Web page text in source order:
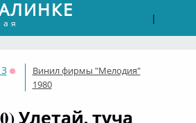
|
Оффлайн
Винил фирмы "Мелодия"
1980
Улетай, туча